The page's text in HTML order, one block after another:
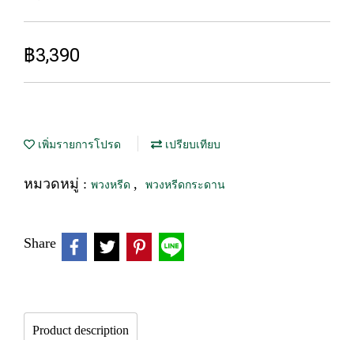
฿3,390
เพิ่มรายการโปรด เปรียบเทียบ
หมวดหมู่ : พวงหรีด , พวงหรีดกระดาน
Share
Product description